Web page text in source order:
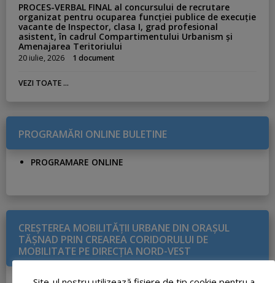
PROCES-VERBAL FINAL al concursului de recrutare
organizat pentru ocuparea funcției publice de execuție
vacante de Inspector, clasa I, grad profesional
asistent, în cadrul Compartimentului Urbanism și
Amenajarea Teritoriului
20 iulie, 2026 1 document
VEZI TOATE ...
PROGRAMĂRI ONLINE BULETINE
PROGRAMARE ONLINE
CREŞTEREA MOBILITĂŢII URBANE DIN ORAŞUL
TĂŞNAD PRIN CREAREA CORIDORULUI DE
MOBILITATE PE DIRECŢIA NORD-VEST
DETALII PROIECT